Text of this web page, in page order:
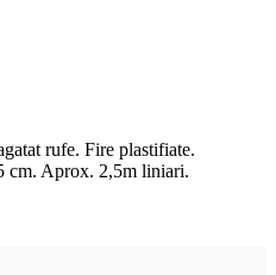
rufe. Fire plastifiate.
cm. Aprox. 2,5m liniari.